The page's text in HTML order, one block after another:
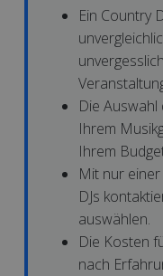
Ein Country
Die Auswahl
Ihrem
Ihrem
Mit nur
DJs
auswählen.
Die Kosten
nach